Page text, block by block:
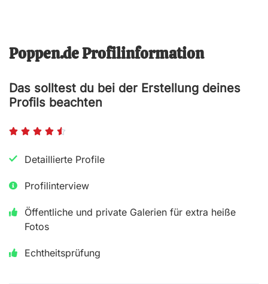
Poppen.de Profilinformation
Das solltest du bei der Erstellung deines
Profils beachten
    
e
Detaillierte Profile
Profilinterview
Öffentliche und private Galerien für extra heiße
Fotos
Echtheitsprüfung